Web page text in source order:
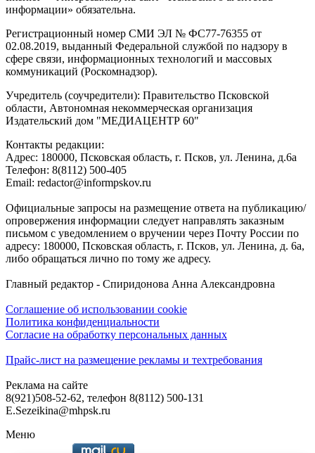
информации» обязательна.
Регистрационный номер СМИ ЭЛ № ФС77-76355 от
02.08.2019, выданный Федеральной службой по надзору в
сфере связи, информационных технологий и массовых
коммуникаций (Роскомнадзор).
Учредитель (соучредители): Правительство Псковской
области, Автономная некоммерческая организация
Издательский дом "МЕДИАЦЕНТР 60"
Контакты редакции:
Адреc: 180000, Псковская область, г. Псков, ул. Ленина, д.6а
Телефон: 8(8112) 500-405
Email: redactor@informpskov.ru
Официальные запросы на размещение ответа на публикацию/
опровержения информации следует направлять заказным
письмом с уведомлением о вручении через Почту России по
адресу: 180000, Псковская область, г. Псков, ул. Ленина, д. 6а,
либо обращаться лично по тому же адресу.
Главный редактор - Спиридонова Анна Александровна
Соглашение об использовании cookie
Политика конфиденциальности
Согласие на обработку персональных данных
Прайс-лист на размещение рекламы и техтребования
Реклама на сайте
8(921)508-52-62, телефон 8(8112) 500-131
E.Sezeikina@mhpsk.ru
Меню